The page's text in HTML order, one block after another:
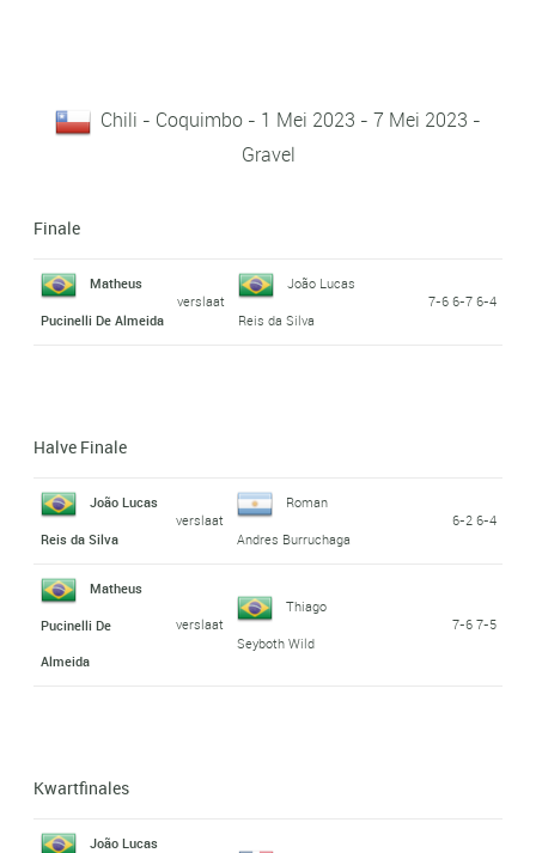
Chili - Coquimbo - 1 Mei 2023 - 7 Mei 2023 -
Gravel
Finale
Matheus
Pucinelli De Almeida
verslaat
João Lucas
Reis da Silva
7-6 6-7 6-4
Halve Finale
João Lucas
Reis da Silva
verslaat
Roman
Andres Burruchaga
6-2 6-4
Matheus
Pucinelli De
Almeida
verslaat
Thiago
Seyboth Wild
7-6 7-5
Kwartfinales
João Lucas